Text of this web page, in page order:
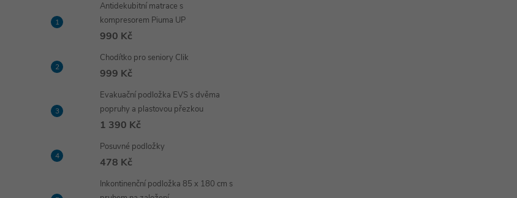
Antidekubitní matrace s
kompresorem Piuma UP
990 Kč
Chodítko pro seniory Clik
999 Kč
Evakuační podložka EVS s dvěma
popruhy a plastovou přezkou
1 390 Kč
Posuvné podložky
478 Kč
Inkontinenční podložka 85 x 180 cm s